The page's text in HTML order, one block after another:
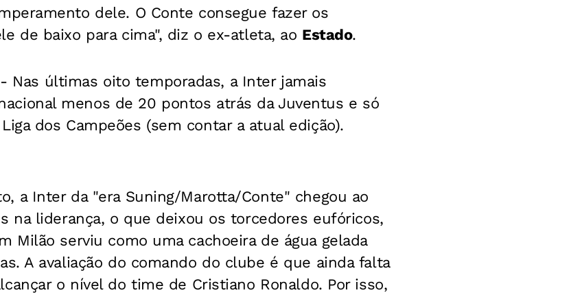
dele. O Conte consegue fazer os
de baixo para cima", diz o ex-atleta, ao Estado.
- Nas últimas oito temporadas, a Inter jamais
menos de 20 pontos atrás da Juventus e só
dos Campeões (sem contar a atual edição).
a Inter da "era Suning/Marotta/Conte" chegou ao
na liderança, o que deixou os torcedores eufóricos,
Milão serviu como uma cachoeira de água gelada
A avaliação do comando do clube é que ainda falta
o nível do time de Cristiano Ronaldo. Por isso,